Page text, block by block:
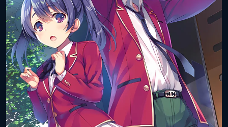
ISBN книги: 978-4-04-064007-5